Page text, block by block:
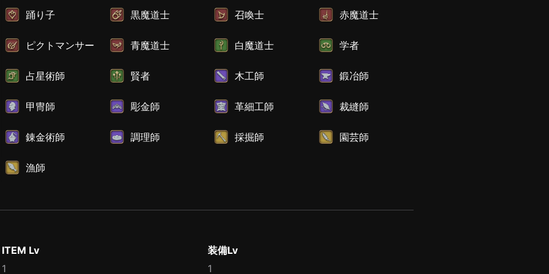
踊り子 黒魔道士 召喚士 赤魔道士
ピクトマンサー 青魔道士 白魔道士 学者
占星術師 賢者 木工師 鍛冶師
甲冑師 彫金師 革細工師 裁縫師
錬金術師 調理師 採掘師 園芸師
漁師
ITEM Lv
1
装備Lv
1